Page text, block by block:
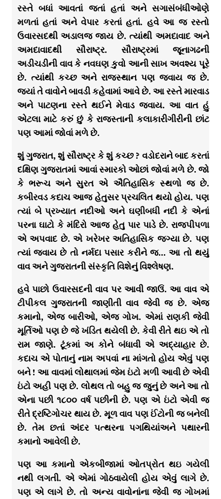
રસ્તે બધાં આવતાં જતાં હતાં અને સગાસંબંધીઓણે
મળતાં હતાં અને વેપાર કરતાં હતાં. હવે આ જ રસ્તો
ઉવારસદથી અડાલજ જાય છે. ત્યાંથી અમદાવાદ અને
અમદાવાદથી સૌરાષ્ટ્ર. સૌરાષ્ટ્રમાં જૂનાગઢની
અડીચડીની વાવ કે નવઘણ કુવો આની સાખ અવશ્ય પૂરે
છે. ત્યાંથી કચ્છ અને રાજસ્થાન પણ જવાય જ છે.
જ્યાં તે વાવોને બાવડી કહેવામાં આવે છે. આ રસ્તે મારવાડ
અને પાટણના રસ્તે થઈને મેવાડ જવાય. આ વાત હું
એટલા માટે કરું છું કે રાજસ્તાની કલાકારીગીરીની છાંટ
પણ આમાં જોવાં મળે છે.
શું ગુજરાત, શું સૌરાષ્ટ્ર કે શું કચ્છ ? વડોદરાને બાદ કરતાં
દક્ષિણ ગુજરાતમાં આવાં સ્મારકો ઓછાં જોવાં મળે છે. જો
કે ભરૂચ અને સુરત એ ઐતિહાસિક સ્થળો જ છે.
કબીરવડ કદાચ આજ હેતુસર પ્રચલિત થયો હોય. પણ
ત્યાં બે પ્રખ્યાત નદીઓ અને ઘણીબધી નદી કે એનાં
પરના ઘાટો કે મંદિરો આજ હેતુ પાર પાડે છે. રાજપીપળા
એ અપવાદ છે. એ ખરેખર અતિહાસિક જગ્યા છે. પણ
ત્યાં જવાય છે તો નર્મદા પસાર કરીને જ… આ તો થયું
વાવ અને ગુજરાતની સંસ્કૃતિ વિશેનું વિશ્લેષણ.
હવે પાછો ઉવારસદની વાવ પર આવી જાઉં. આ વાવ એ
ટીપીકલ ગુજરાતની જાણીતી વાવ જેવી જ છે. એજ
કમાનો, એજ બારીઓ, એજ ગોખ. એમાં રાણકી જેવી
મૂર્તિઓ પણ છે જે ખંડિત થયેલી છે. કેવી રીતે થઇ એ તો
રામ જાણે. ટૂંકમાં અ કોને બંધાવી એ અદ્યાહાર છે.
કદાચ એ પોતાનું નામ અપવાં ના માંગતો હોય એવું પણ
બને ! આ વાવમાં લોથાલમાં જેમ ઇંટો મળી આવી છે એવી
ઇંટો અહી પણ છે. લોથલ તો બહુ જ જુનું છે અને આ તો
એના પછી ૧૮૦૦ વર્ષ પછીની છે. પણ એ ઇંટો એવી જ
રીતે દ્રષ્ટિગોચર થાય છે. મૂળ વાવ પણ ઈંટોની જ બનેલી
છે. તેમ છતાં અંદર પત્થરના પગથિયાંઅને પથારની
કમાનો આવેલી છે.
પણ આ કમાનો એકબીજામાં ઓતપ્રોત થઇ ગયેલી
નથી લગતી. એ એમાં ગોઠવાયેલી હોય એવું લાગે છે.
પણ એ લાગે છે. તો અન્ય વાવોનાંના જેવી જ ગોખમાં